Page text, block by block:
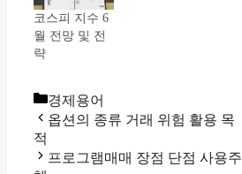
코스피 지수 6
월 전망 및 전
략
Categories
경제용어
옵션의 종류 거래 위험 활용 목
적
프로그램매매 장점 단점 사용주